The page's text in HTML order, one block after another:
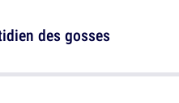
des gosses